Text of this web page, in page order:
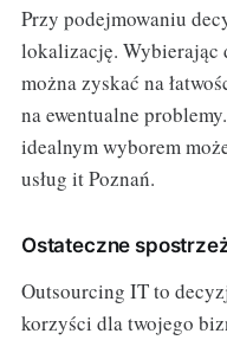
Przy podejmowaniu
lokalizację. Wybierając
można zyskać na
na ewentualne
idealnym wyborem
usług it Poznań.
Ostateczne
Outsourcing IT to
korzyści dla twojego